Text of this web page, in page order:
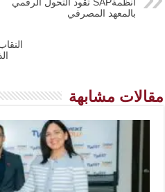
بالمعهد المصرفي
مقالات مشابهة